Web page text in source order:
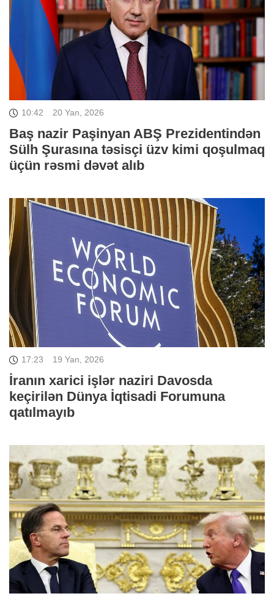
10:42 20 Yan, 2026
Baş nazir Paşinyan ABŞ Prezidentindən
Sülh Şurasına təsisçi üzv kimi qoşulmaq
üçün rəsmi dəvət alıb
17:23 19 Yan, 2026
İranın xarici işlər naziri Davosda
keçirilən Dünya İqtisadi Forumuna
qatılmayıb